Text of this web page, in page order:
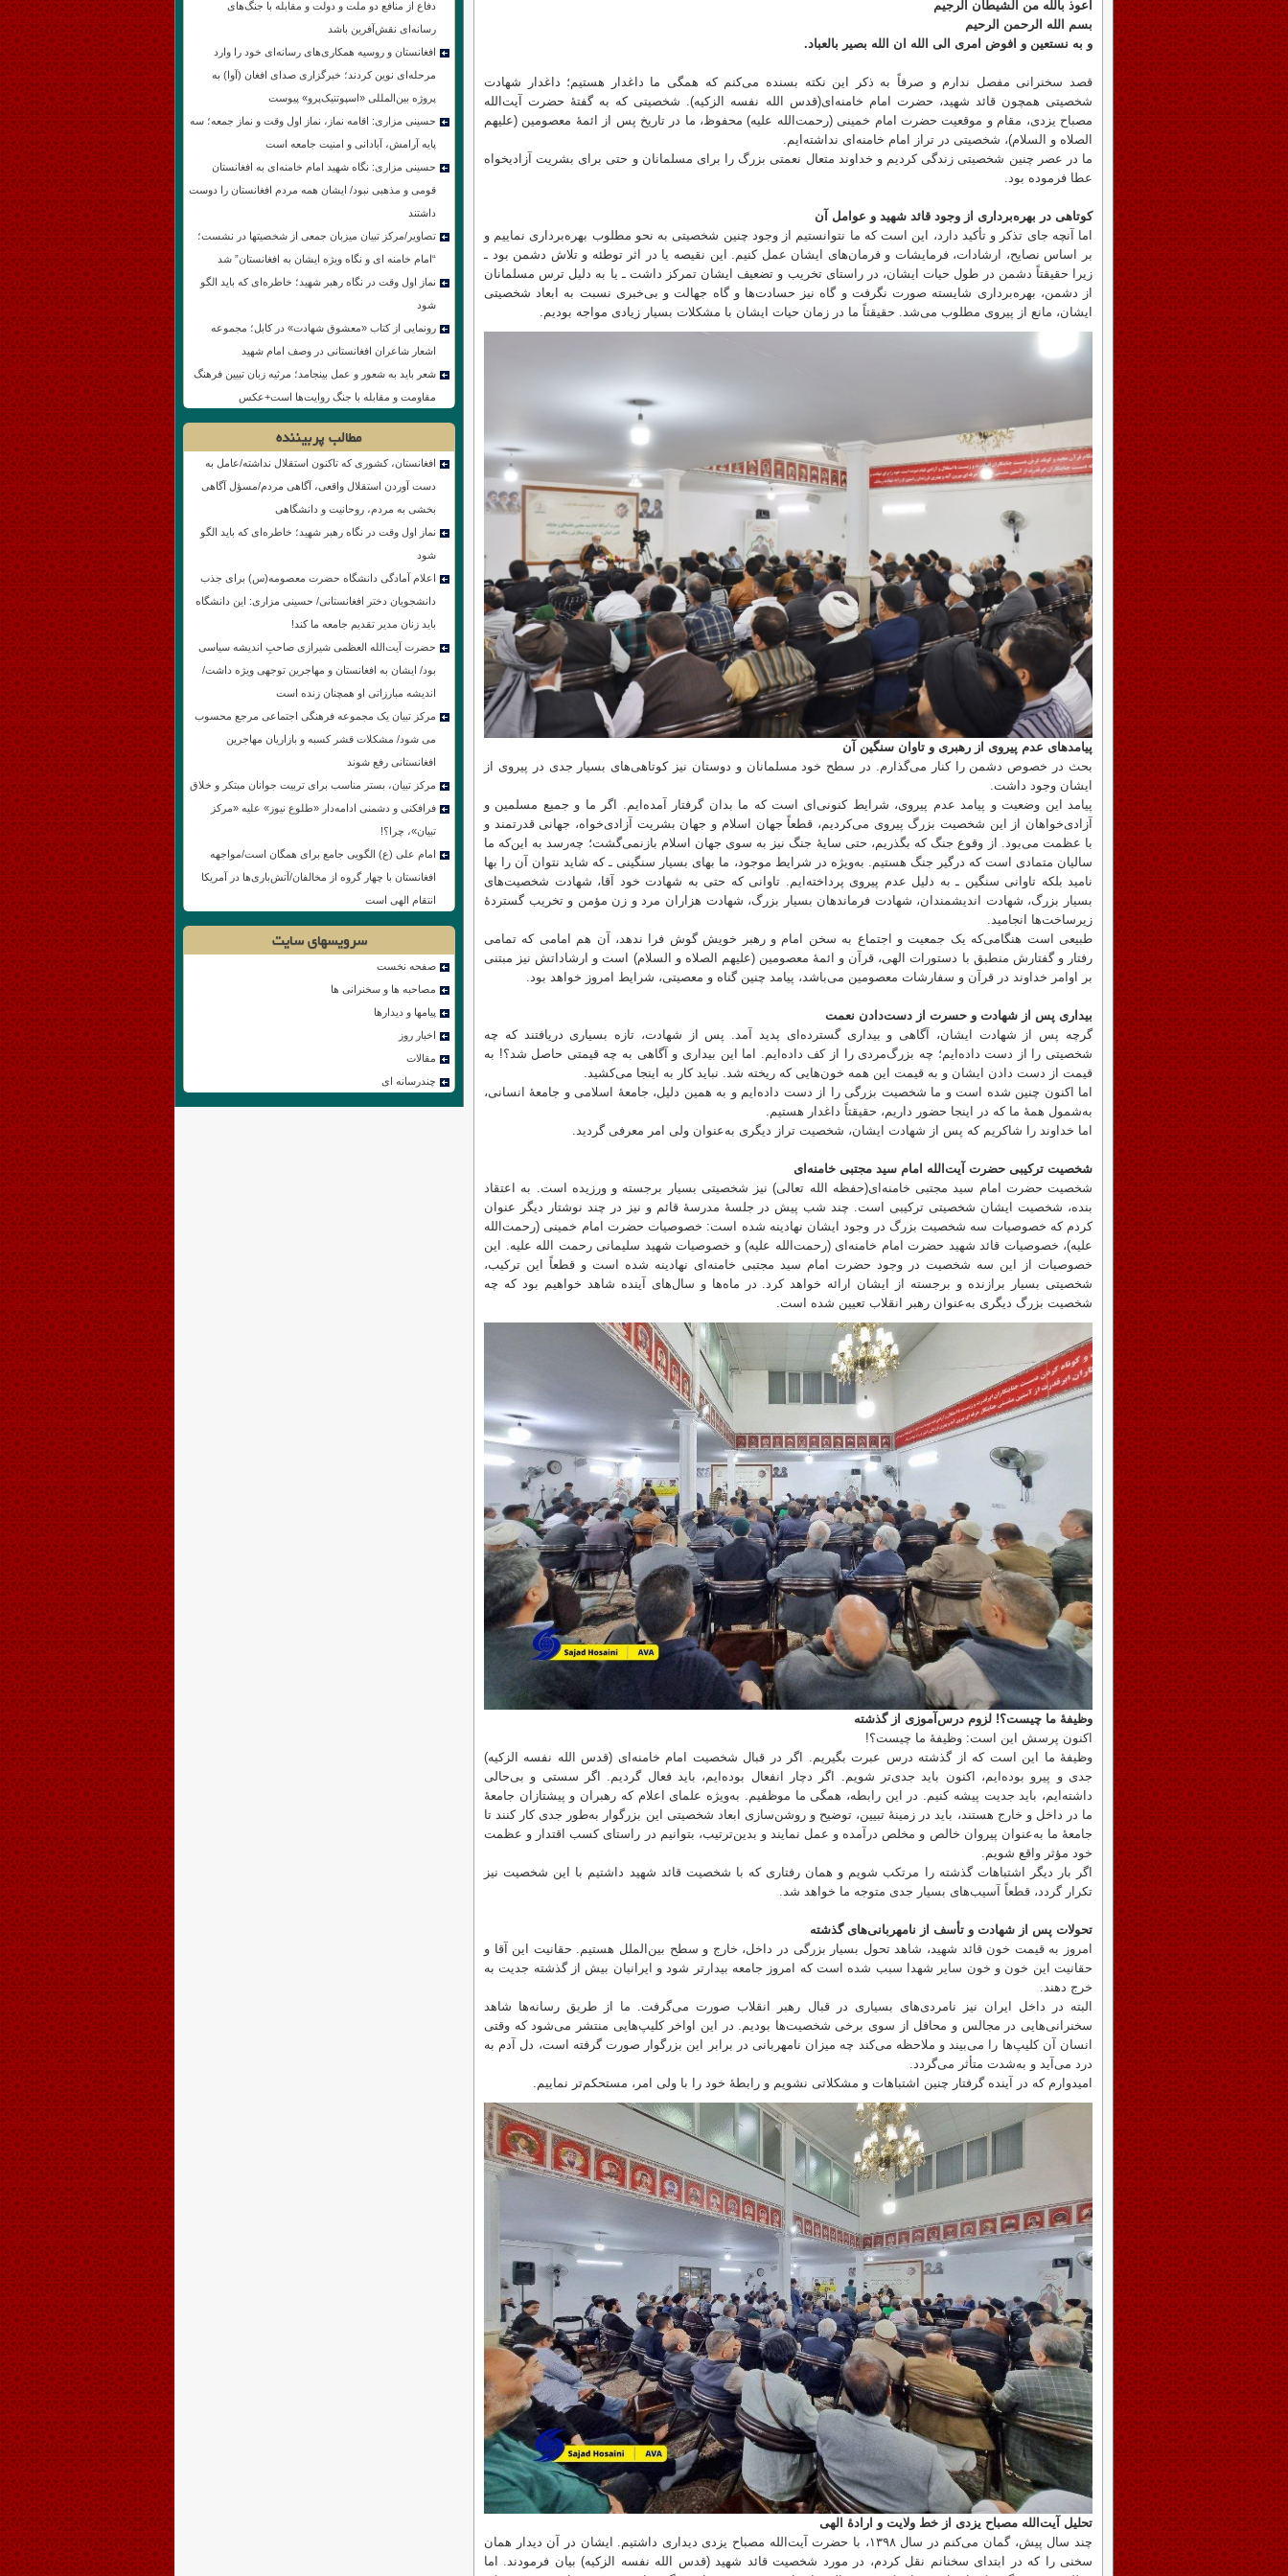
اعوذ بالله من الشیطان الرجیم
بسم الله الرحمن الرحیم
و به نستعین و افوض امری الی الله ان الله بصیر بالعباد.
قصد سخنرانی مفصل ندارم و صرفاً به ذکر این نکته بسنده می‌کنم که همگی ما داغدار هستیم؛ داغدار شهادت
شخصیتی همچون قائد شهید، حضرت امام خامنه‌ای(قدس الله نفسه الزکیه). شخصیتی که به گفتهٔ حضرت آیت‌الله
مصباح یزدی، مقام و موقعیت حضرت امام خمینی (رحمت‌الله علیه) محفوظ، ما در تاریخ پس از ائمهٔ معصومین (علیهم
الصلاه و السلام)، شخصیتی در تراز امام خامنه‌ای نداشته‌ایم.
ما در عصر چنین شخصیتی زندگی کردیم و خداوند متعال نعمتی بزرگ را برای مسلمانان و حتی برای بشریت آزادیخواه
عطا فرموده بود.
کوتاهی در بهره‌برداری از وجود قائد شهید و عوامل آن
اما آنچه جای تذکر و تأکید دارد، این است که ما نتوانستیم از وجود چنین شخصیتی به نحو مطلوب بهره‌برداری نماییم و
بر اساس نصایح، ارشادات، فرمایشات و فرمان‌های ایشان عمل کنیم. این نقیصه یا در اثر توطئه و تلاش دشمن بود ـ
زیرا حقیقتاً دشمن در طول حیات ایشان، در راستای تخریب و تضعیف ایشان تمرکز داشت ـ یا به دلیل ترس مسلمانان
از دشمن، بهره‌برداری شایسته صورت نگرفت و گاه نیز حسادت‌ها و گاه جهالت و بی‌خبری نسبت به ابعاد شخصیتی
ایشان، مانع از پیروی مطلوب می‌شد. حقیقتاً ما در زمان حیات ایشان با مشکلات بسیار زیادی مواجه بودیم.
پیامدهای عدم پیروی از رهبری و تاوان سنگین آن
بحث در خصوص دشمن را کنار می‌گذارم. در سطح خود مسلمانان و دوستان نیز کوتاهی‌های بسیار جدی در پیروی از
ایشان وجود داشت.
پیامد این وضعیت و پیامد عدم پیروی، شرایط کنونی‌ای است که ما بدان گرفتار آمده‌ایم. اگر ما و جمیع مسلمین و
آزادی‌خواهان از این شخصیت بزرگ پیروی می‌کردیم، قطعاً جهان اسلام و جهان بشریت آزادی‌خواه، جهانی قدرتمند و
با عظمت می‌بود. از وقوع جنگ که بگذریم، حتی سایهٔ جنگ نیز به سوی جهان اسلام بازنمی‌گشت؛ چه‌رسد به این‌که ما
سالیان متمادی است که درگیر جنگ هستیم. به‌ویژه در شرایط موجود، ما بهای بسیار سنگینی ـ که شاید نتوان آن را بها
نامید بلکه تاوانی سنگین ـ به دلیل عدم پیروی پرداخته‌ایم. تاوانی که حتی به شهادت خود آقا، شهادت شخصیت‌های
بسیار بزرگ، شهادت اندیشمندان، شهادت فرماندهان بسیار بزرگ، شهادت هزاران مرد و زن مؤمن و تخریب گستردهٔ
زیرساخت‌ها انجامید.
طبیعی است هنگامی‌که یک جمعیت و اجتماع به سخن امام و رهبر خویش گوش فرا ندهد، آن هم امامی که تمامی
رفتار و گفتارش منطبق با دستورات الهی، قرآن و ائمهٔ معصومین (علیهم الصلاه و السلام) است و ارشاداتش نیز مبتنی
بر اوامر خداوند در قرآن و سفارشات معصومین می‌باشد، پیامد چنین گناه و معصیتی، شرایط امروز خواهد بود.
بیداری پس از شهادت و حسرت از دست‌دادن نعمت
گرچه پس از شهادت ایشان، آگاهی و بیداری گسترده‌ای پدید آمد. پس از شهادت، تازه بسیاری دریافتند که چه
شخصیتی را از دست داده‌ایم؛ چه بزرگ‌مردی را از کف داده‌ایم. اما این بیداری و آگاهی به چه قیمتی حاصل شد؟! به
قیمت از دست دادن ایشان و به قیمت این همه خون‌هایی که ریخته شد. نباید کار به اینجا می‌کشید.
اما اکنون چنین شده است و ما شخصیت بزرگی را از دست داده‌ایم و به همین دلیل، جامعهٔ اسلامی و جامعهٔ انسانی،
به‌شمول همهٔ ما که در اینجا حضور داریم، حقیقتاً داغدار هستیم.
اما خداوند را شاکریم که پس از شهادت ایشان، شخصیت تراز دیگری به‌عنوان ولی امر معرفی گردید.
شخصیت ترکیبی حضرت آیت‌الله امام سید مجتبی خامنه‌ای
شخصیت حضرت امام سید مجتبی خامنه‌ای(حفظه الله تعالی) نیز شخصیتی بسیار برجسته و ورزیده است. به اعتقاد
بنده، شخصیت ایشان شخصیتی ترکیبی است. چند شب پیش در جلسهٔ مدرسهٔ قائم و نیز در چند نوشتار دیگر عنوان
کردم که خصوصیات سه شخصیت بزرگ در وجود ایشان نهادینه شده است: خصوصیات حضرت امام خمینی (رحمت‌الله
علیه)، خصوصیات قائد شهید حضرت امام خامنه‌ای (رحمت‌الله علیه) و خصوصیات شهید سلیمانی رحمت الله علیه. این
خصوصیات از این سه شخصیت در وجود حضرت امام سید مجتبی خامنه‌ای نهادینه شده است و قطعاً این ترکیب،
شخصیتی بسیار برازنده و برجسته از ایشان ارائه خواهد کرد. در ماه‌ها و سال‌های آینده شاهد خواهیم بود که چه
شخصیت بزرگ دیگری به‌عنوان رهبر انقلاب تعیین شده است.
وظیفهٔ ما چیست؟! لزوم درس‌آموزی از گذشته
اکنون پرسش این است: وظیفهٔ ما چیست؟!
وظیفهٔ ما این است که از گذشته درس عبرت بگیریم. اگر در قبال شخصیت امام خامنه‌ای (قدس الله نفسه الزکیه)
جدی و پیرو بوده‌ایم، اکنون باید جدی‌تر شویم. اگر دچار انفعال بوده‌ایم، باید فعال گردیم. اگر سستی و بی‌حالی
داشته‌ایم، باید جدیت پیشه کنیم. در این رابطه، همگی ما موظفیم. به‌ویژه علمای اعلام که رهبران و پیشتازان جامعهٔ
ما در داخل و خارج هستند، باید در زمینهٔ تبیین، توضیح و روشن‌سازی ابعاد شخصیتی این بزرگوار به‌طور جدی کار کنند تا
جامعهٔ ما به‌عنوان پیروان خالص و مخلص درآمده و عمل نمایند و بدین‌ترتیب، بتوانیم در راستای کسب اقتدار و عظمت
خود مؤثر واقع شویم.
اگر بار دیگر اشتباهات گذشته را مرتکب شویم و همان رفتاری که با شخصیت قائد شهید داشتیم با این شخصیت نیز
تکرار گردد، قطعاً آسیب‌های بسیار جدی متوجه ما خواهد شد.
تحولات پس از شهادت و تأسف از نامهربانی‌های گذشته
امروز به قیمت خون قائد شهید، شاهد تحول بسیار بزرگی در داخل، خارج و سطح بین‌الملل هستیم. حقانیت این آقا و
حقانیت این خون و خون سایر شهدا سبب شده است که امروز جامعه بیدارتر شود و ایرانیان بیش از گذشته جدیت به
خرج دهند.
البته در داخل ایران نیز نامردی‌های بسیاری در قبال رهبر انقلاب صورت می‌گرفت. ما از طریق رسانه‌ها شاهد
سخنرانی‌هایی در مجالس و محافل از سوی برخی شخصیت‌ها بودیم. در این اواخر کلیپ‌هایی منتشر می‌شود که وقتی
انسان آن کلیپ‌ها را می‌بیند و ملاحظه می‌کند چه میزان نامهربانی در برابر این بزرگوار صورت گرفته است، دل آدم به
درد می‌آید و به‌شدت متأثر می‌گردد.
امیدوارم که در آینده گرفتار چنین اشتباهات و مشکلاتی نشویم و رابطهٔ خود را با ولی امر، مستحکم‌تر نماییم.
تحلیل آیت‌الله مصباح یزدی از خط ولایت و ارادهٔ الهی
چند سال پیش، گمان می‌کنم در سال ۱۳۹۸، با حضرت آیت‌الله مصباح یزدی دیداری داشتیم. ایشان در آن دیدار همان
سخنی را که در ابتدای سخنانم نقل کردم، در مورد شخصیت قائد شهید (قدس الله نفسه الزکیه) بیان فرمودند. اما
دفاع از منافع دو ملت و دولت و مقابله با جنگ‌های
رسانه‌ای نقش‌آفرین باشد
افغانستان و روسیه همکاری‌های رسانه‌ای خود را وارد
مرحله‌ای نوین کردند؛ خبرگزاری صدای افغان (آوا) به
پروژه بین‌المللی «اسپوتنیک‌پرو» پیوست
حسینی مزاری: اقامه نماز، نماز اول وقت و نماز جمعه؛ سه
پایه آرامش، آبادانی و امنیت جامعه است
حسینی مزاری: نگاه شهید امام خامنه‌ای به افغانستان
قومی و مذهبی نبود/ ایشان همه مردم افغانستان را دوست
داشتند
تصاویر/مرکز تبیان میزبان جمعی از شخصیتها در نشست؛
“امام خامنه ای و نگاه ویژه ایشان به افغانستان” شد
نماز اول وقت در نگاه رهبر شهید؛ خاطره‌ای که باید الگو
شود
رونمایی از کتاب «معشوق شهادت» در کابل؛ مجموعه
اشعار شاعران افغانستانی در وصف امام شهید
شعر باید به شعور و عمل بینجامد؛ مرثیه زبان تبیین فرهنگ
مقاومت و مقابله با جنگ روایت‌ها است+عکس
مطالب پربیننده
افغانستان، کشوری که تاکنون استقلال نداشته/عامل به
دست آوردن استقلال واقعی، آگاهی مردم/مسؤل آگاهی
بخشی به مردم، روحانیت و دانشگاهی
نماز اول وقت در نگاه رهبر شهید؛ خاطره‌ای که باید الگو
شود
اعلام آمادگی دانشگاه حضرت معصومه(س) برای جذب
دانشجویان دختر افغانستانی/ حسینی مزاری: این دانشگاه
باید زنان مدیر تقدیم جامعه ما کند!
حضرت آیت‌الله العظمی شیرازی صاحبِ اندیشه سیاسی
بود/ ایشان به افغانستان و مهاجرین توجهی ویژه داشت/
اندیشه مبارزاتی او همچنان زنده است
مرکز تبیان یک مجموعه فرهنگی اجتماعی مرجع محسوب
می شود/ مشکلات قشر کسبه و بازاریان مهاجرین
افغانستانی رفع شوند
مرکز تبیان، بستر مناسب برای تربیت جوانان مبتکر و خلاق
فرافکنی و دشمنی ادامه‌دار «طلوع نیوز» علیه «مرکز
تبیان»، چرا؟!
امام علی (ع) الگویی جامع برای همگان است/مواجهه
افغانستان با چهار گروه از مخالفان/آتش‌باری‌ها در آمریکا
انتقام الهی است
سرویسهای سایت
صفحه نخست
مصاحبه ها و سخنرانی ها
پیامها و دیدارها
اخبار روز
مقالات
چندرسانه ای